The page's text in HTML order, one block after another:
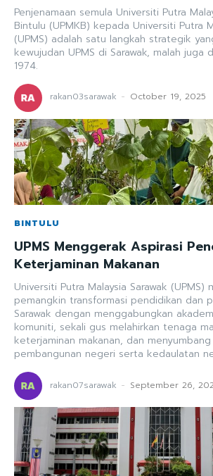
Penjenamaan semula Universiti Putra
Bintulu (UPMKB) kepada Universiti Putra
(UPMS) adalah satu langkah strategik yang mengiktiraf
kewujudan UPMS di Sarawak, malah juga
1974.
rakan03sarawak - October 19, 2025
BINTULU
UPMS Menggerak Aspirasi
Keterjaminan Makanan
Universiti Putra Malaysia Sarawak (UPMS)
pemangkin transformasi pendidikan dan
Sarawak dengan menggabungkan
komuniti, sekali gus melahirkan tenaga
keterjaminan makanan, dan
pembangunan negeri serta kedaulatan
rakan07sarawak - September 26,